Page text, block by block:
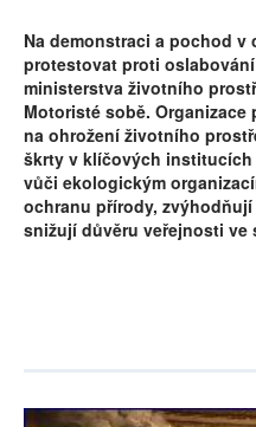
Na demonstraci a pochod
protestovat proti
ministerstva životního
Motoristé sobě.
na ohrožení životního
škrty v klíčových
vůči ekologickým
ochranu přírody,
snižují důvěru veřejnosti ve